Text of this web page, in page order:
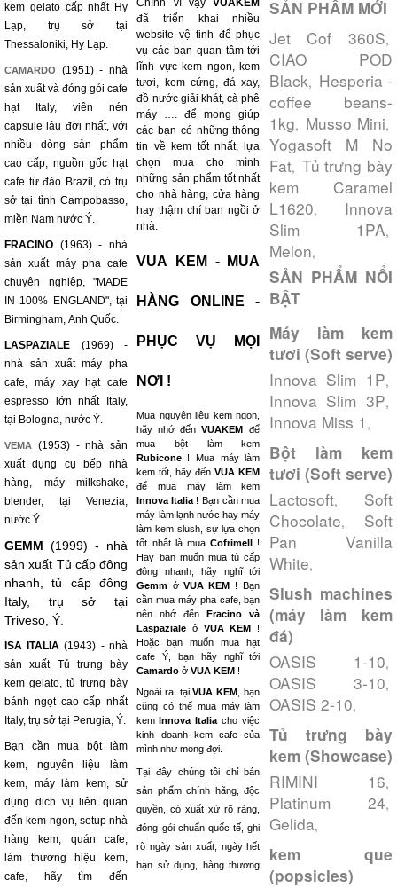
kem gelato cấp nhất Hy
Lạp, trụ sở tại
Thessaloniki, Hy Lạp.
CAMARDO
(1951) - nhà
sản xuất và đóng gói cafe
hạt Italy, viên nén
capsule lâu đời nhất, với
nhiều dòng sản phẩm
cao cấp, nguồn gốc hạt
cafe từ đảo Brazil, có trụ
sở tại tỉnh Campobasso,
miền Nam nước Ý.
FRACINO (1963) - nhà
sản xuất máy pha cafe
chuyên nghiệp, "MADE
IN 100% ENGLAND", tại
Birmingham, Anh Quốc.
LASPAZIALE (1969) -
nhà sản xuất máy pha
cafe, máy xay hạt cafe
espresso lớn nhất Italy,
tại Bologna, nước Ý.
VEMA
(1953) - nhà sản
xuất dụng cụ bếp nhà
hàng, máy milkshake,
blender, tại Venezia,
nước Ý.
GEMM (1999) - nhà
sản xuất Tủ cấp đông
nhanh, tủ cấp đông
Italy, trụ sở tại
Triveso, Ý.
ISA ITALIA (1943) - nhà
sản xuất Tủ trưng bày
kem gelato, tủ trưng bày
bánh ngọt cao cấp nhất
Italy, trụ sở tại Perugia, Ý.
Bạn cần mua bột làm
kem, nguyên liệu làm
kem, máy làm kem, sử
dụng dịch vụ liên quan
đến kem ngon, setup nhà
hàng kem, quán cafe,
làm thương hiệu kem,
cafe, hãy tìm đến
Chính vì vậy VUAKEM
đã triển khai nhiều
website vệ tinh để phục
vụ các bạn quan tâm tới
lĩnh vực kem ngon, kem
tươi, kem cứng, đá xay,
đồ nước giải khát, cà phê
máy …. để mong giúp
các bạn có những thông
tin về kem tốt nhất, lựa
chọn mua cho mình
những sản phẩm tốt nhất
cho nhà hàng, cửa hàng
hay thậm chí bạn ngồi ở
nhà.
VUA KEM - MUA
HÀNG ONLINE -
PHỤC VỤ MỌI
NƠI !
Mua nguyên liệu kem ngon,
hãy nhớ đếnVUAKEM
để
mua bột làm kem
Rubicone ! Mua máy làm
kem tốt, hãy đếnVUA KEM
để mua máy làm kem
Innova Italia ! Bạn cần mua
máy làm lạnh nước hay máy
làm kem slush, sự lựa chọn
tốt nhất là muaCofrimell
!
Hay bạn muốn mua tủ cấp
đông nhanh, hãy nghĩ tới
Gemm ởVUA KEM
! Bạn
cần mua máy pha cafe, bạn
nên nhớ đến
Fracino và
Laspaziale ởVUA KEM
!
Hoặc bạn muốn mua hạt
cafe Ý, bạn hãy nghĩ tới
Camardo ởVUA KEM !
Ngoài ra, tạiVUA KEM
, bạn
cũng có thể mua máy làm
kem Innova Italia cho việc
kinh doanh kem cafe của
mình như mong đợi.
Tại đây chúng tôi chỉ bán
sản phẩm chính hãng, độc
quyền, có xuất xứ rõ ràng,
đóng gói chuẩn quốc tế, ghi
rõ ngày sản xuất, ngày hết
hạn sử dụng, hàng thương
SẢN PHẨM MỚI
Jet Cof 360S,
CIAO POD
Black, Hesperia -
coffee beans-
1kg, Musso Mini,
Yogasoft M No
Fat, Tủ trưng bày
kem Caramel
L1620, Innova
Slim 1PA,
Melon,
SẢN PHẨM NỔI
BẬT
Máy làm kem
tươi (Soft serve)
Innova Slim 1P,
Innova Slim 3P,
Innova Miss 1 ,
Bột làm kem
tươi (Soft serve)
Lactosoft, Soft
Chocolate, Soft
Pan Vanilla
White,
Slush machines
(máy làm kem
đá)
OASIS 1-10,
OASIS 3-10,
OASIS 2-10,
Tủ trưng bày
kem (Showcase)
RIMINI 16,
Platinum 24,
Gelida,
kem que
(popsicles)